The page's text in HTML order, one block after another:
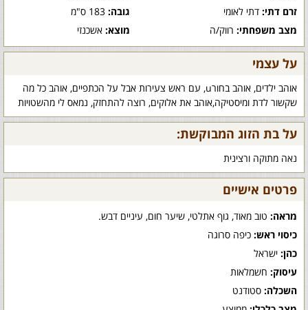
זרם דתי: דתי לאומי גובה:183 ס"מ
מצב משפחתי: רווק/ה מוצא:אשכנזי
על עצמי
אוהב ילדים, אוהב בחורu, עם ראש צעירות אבל על הכתפיים, אוהב כל מה
שקשור לדת ומיסטיקה,אוהב את אלוקים, רוצה להתחזק, נמאס לי מהשטויות
על בת הזוג המבוקשת:
נאה מתוקה ורצינית
פרטים אישיים
מראה: טוב מאוד, גוף אתלטי, שיער חום, עיניים דבש.
כיסוי ראש: כיפה סרוגה
כהן: ישראל
עיסוק: חשמלאות
השכלה: סטודנט